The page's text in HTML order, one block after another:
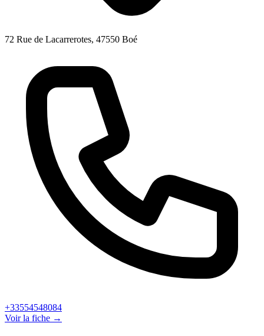
72 Rue de Lacarrerotes, 47550 Boé
+33554548084
Voir la fiche →